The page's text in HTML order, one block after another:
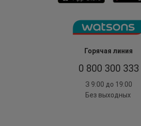
Горячая линия
0 800 300 333
З 9:00 до 19:00
Без выходных